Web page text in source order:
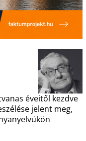
éveitől kezdve
jelent meg,